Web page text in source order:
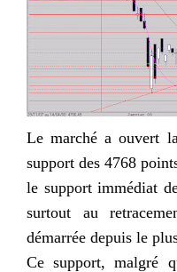
Le marché a ouvert
support des 4768
le support immédiat
surtout au
démarrée depuis le
Ce support, malgré